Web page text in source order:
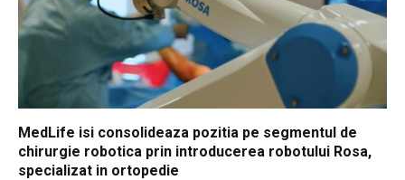
MedLife isi consolideaza pozitia pe segmentul de
chirurgie robotica prin introducerea robotului Rosa,
specializat in ortopedie